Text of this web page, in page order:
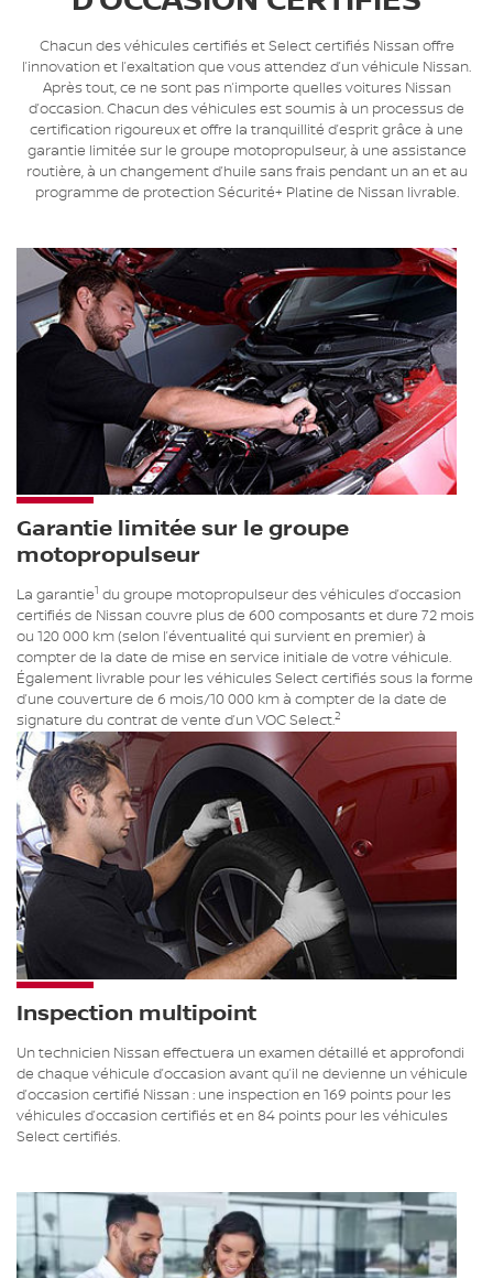
Chacun des véhicules certifiés et Select certifiés Nissan offre
l’innovation et l’exaltation que vous attendez d’un véhicule Nissan.
Après tout, ce ne sont pas n’importe quelles voitures Nissan
d’occasion. Chacun des véhicules est soumis à un processus de
certification rigoureux et offre la tranquillité d’esprit grâce à une
garantie limitée sur le groupe motopropulseur, à une assistance
routière, à un changement d’huile sans frais pendant un an et au
programme de protection Sécurité+ Platine de Nissan livrable.
Garantie limitée sur le groupe
motopropulseur
La garantie1 du groupe motopropulseur des véhicules d’occasion
certifiés de Nissan couvre plus de 600 composants et dure 72 mois
ou 120 000 km (selon l’éventualité qui survient en premier) à
compter de la date de mise en service initiale de votre véhicule.
Également livrable pour les véhicules Select certifiés sous la forme
d’une couverture de 6 mois/10 000 km à compter de la date de
signature du contrat de vente d’un VOC Select.2
Inspection multipoint
Un technicien Nissan effectuera un examen détaillé et approfondi
de chaque véhicule d’occasion avant qu’il ne devienne un véhicule
d’occasion certifié Nissan : une inspection en 169 points pour les
véhicules d’occasion certifiés et en 84 points pour les véhicules
Select certifiés.